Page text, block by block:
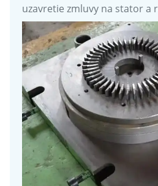
uzavretie zmluvy na stator a